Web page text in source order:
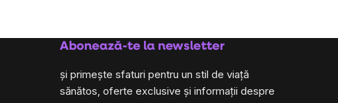
Abonează-te la newsletter
și primește sfaturi pentru un stil de viață
sănătos, oferte exclusive și informații despre